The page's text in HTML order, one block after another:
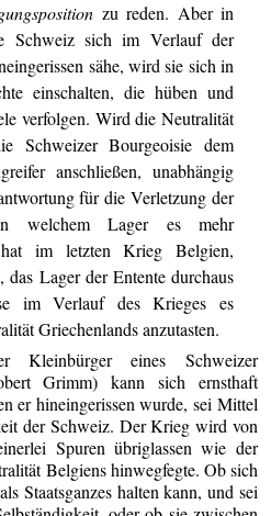
zu reden. Aber in
Schweiz sich im Verlauf der
sähe, wird sie sich in
einschalten, die hüben und
verfolgen. Wird die Neutralität
Schweizer Bourgeoisie dem
anschließen, unabhängig
für die Verletzung der
welchem Lager es mehr
im letzten Krieg Belgien,
das Lager der Entente durchaus
im Verlauf des Krieges es
Griechenlands anzutasten.
eines Schweizer
Grimm) kann sich ernsthaft
er hineingerissen wurde, sei Mittel
der Schweiz. Der Krieg wird von
Spuren übriglassen wie der
Belgiens hinwegfegte. Ob sich
Staatsganzes halten kann, und sei